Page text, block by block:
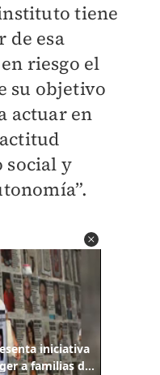
tiene
de esa
riesgo el
su objetivo
actuar en
social y